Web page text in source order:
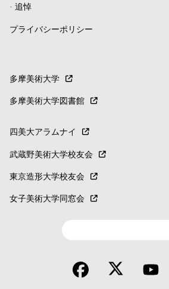
- 追悼
プライバシーポリシー
多摩美術大学
多摩美術大学図書館
四美大アラムナイ
武蔵野美術大学校友会
東京造形大学校友会
女子美術大学同窓会